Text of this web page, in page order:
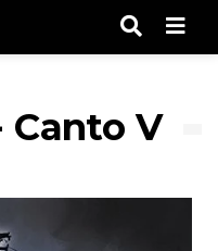
Canto V